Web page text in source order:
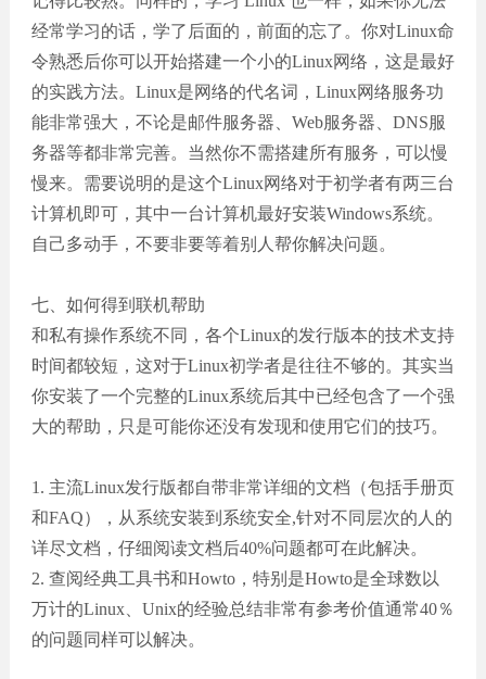
经常学习的话，学了后面的，前面的忘了。你对Linux命
令熟悉后你可以开始搭建一个小的Linux网络，这是最好
的实践方法。Linux是网络的代名词，Linux网络服务功
能非常强大，不论是邮件服务器、Web服务器、DNS服
务器等都非常完善。当然你不需搭建所有服务，可以慢
慢来。需要说明的是这个Linux网络对于初学者有两三台
计算机即可，其中一台计算机最好安装Windows系统。
自己多动手，不要非要等着别人帮你解决问题。
七、如何得到联机帮助
和私有操作系统不同，各个Linux的发行版本的技术支持
时间都较短，这对于Linux初学者是往往不够的。其实当
你安装了一个完整的Linux系统后其中已经包含了一个强
大的帮助，只是可能你还没有发现和使用它们的技巧。
1. 主流Linux发行版都自带非常详细的文档（包括手册页
和FAQ），从系统安装到系统安全,针对不同层次的人的
详尽文档，仔细阅读文档后40%问题都可在此解决。
2. 查阅经典工具书和Howto，特别是Howto是全球数以
万计的Linux、Unix的经验总结非常有参考价值通常40％
的问题同样可以解决。